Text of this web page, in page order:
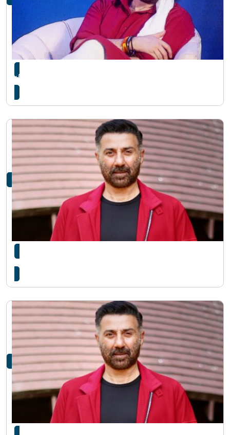
‘पैसा हेरेर फिल्म खेल्दिनँ’
सनी देओल फिल्ममा हिट, तर राजनीतिमा भएनन् फिट !